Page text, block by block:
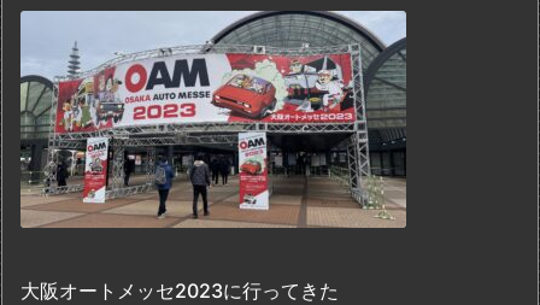
大阪オートメッセ2023に行ってきた